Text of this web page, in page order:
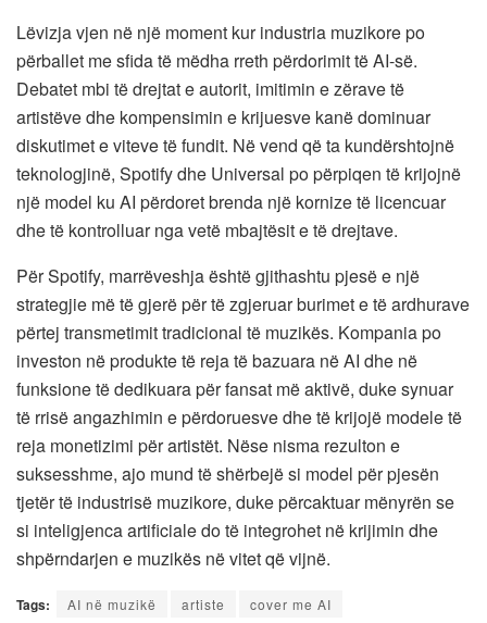
Lëvizja vjen në një moment kur industria muzikore po
përballet me sfida të mëdha rreth përdorimit të AI-së.
Debatet mbi të drejtat e autorit, imitimin e zërave të
artistëve dhe kompensimin e krijuesve kanë dominuar
diskutimet e viteve të fundit. Në vend që ta kundërshtojnë
teknologjinë, Spotify dhe Universal po përpiqen të krijojnë
një model ku AI përdoret brenda një kornize të licencuar
dhe të kontrolluar nga vetë mbajtësit e të drejtave.
Për Spotify, marrëveshja është gjithashtu pjesë e një
strategjie më të gjerë për të zgjeruar burimet e të ardhurave
përtej transmetimit tradicional të muzikës. Kompania po
investon në produkte të reja të bazuara në AI dhe në
funksione të dedikuara për fansat më aktivë, duke synuar
të rrisë angazhimin e përdoruesve dhe të krijojë modele të
reja monetizimi për artistët. Nëse nisma rezulton e
suksesshme, ajo mund të shërbejë si model për pjesën
tjetër të industrisë muzikore, duke përcaktuar mënyrën se
si inteligjenca artificiale do të integrohet në krijimin dhe
shpërndarjen e muzikës në vitet që vijnë.
Tags: AI në muzikë artiste
cover me AI